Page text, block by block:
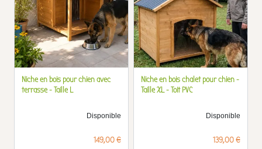
Niche en bois pour chien avec
terrasse - Taille L
Disponible
Prix
149,00 €
Niche en bois chalet pour chien -
Taille XL - Toit PVC
Disponible
Prix
139,00 €